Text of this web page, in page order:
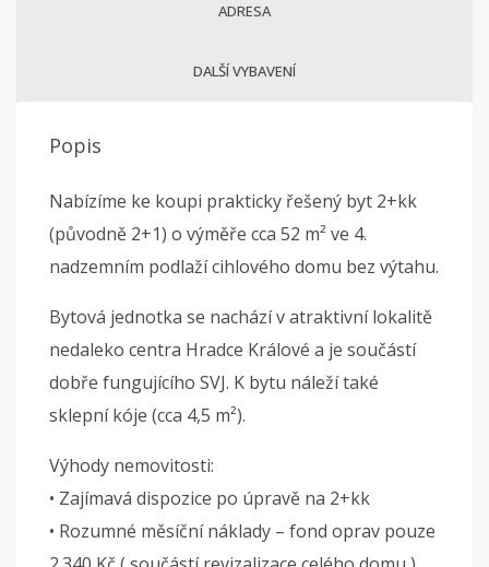
ADRESA
DALŠÍ VYBAVENÍ
Popis
Nabízíme ke koupi prakticky řešený byt 2+kk
(původně 2+1) o výměře cca 52 m² ve 4.
nadzemním podlaží cihlového domu bez výtahu.
Bytová jednotka se nachází v atraktivní lokalitě
nedaleko centra Hradce Králové a je součástí
dobře fungujícího SVJ. K bytu náleží také
sklepní kóje (cca 4,5 m²).
Výhody nemovitosti:
• Zajímavá dispozice po úpravě na 2+kk
• Rozumné měsíční náklady – fond oprav pouze